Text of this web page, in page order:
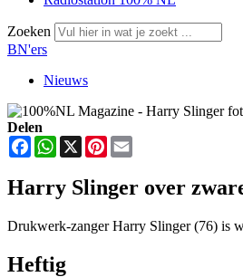
Zoeken
BN'ers
Nieuws
Delen
FacebookWhatsApp
X Pinterest
Harry Slinger over
Drukwerk-zanger Harry Slinger (76) is
Heftig